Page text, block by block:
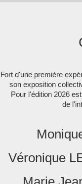
Fort d'une première
son exposition
Pour l'édition 2026
de
Véronique